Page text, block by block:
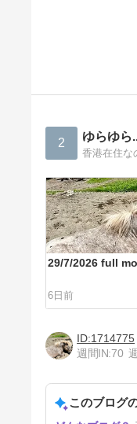
2 ゆらゆら
香港在住な
29/7/2026 full
6日前
すき焼き 今半本店
1714775
週間IN:70
このブログ